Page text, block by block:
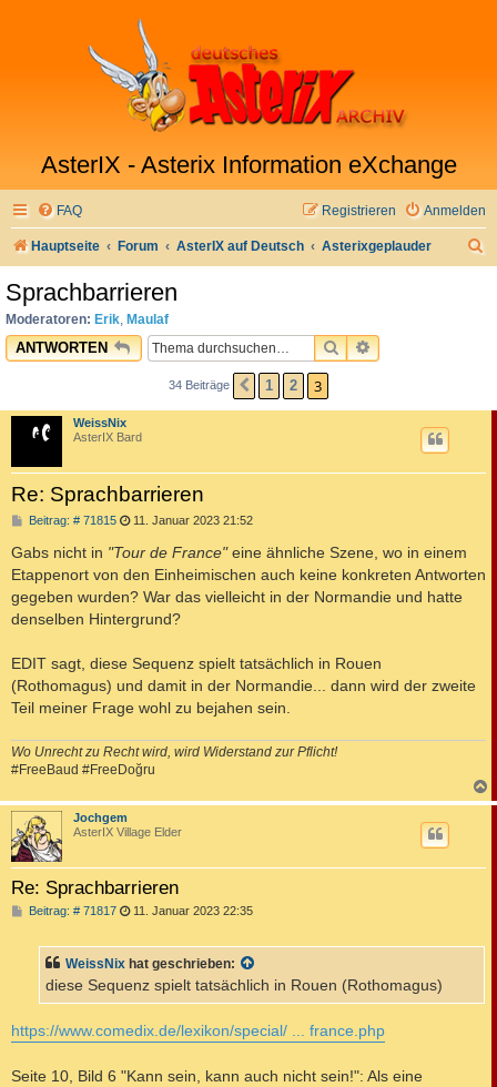
AsterIX - Asterix Information eXchange
FAQ Anmelden
Registrieren
Hauptseite Forum AsterIX auf Deutsch Asterixgeplauder
Sprachbarrieren
Moderatoren: Erik, Maulaf
ANTWORTEN SUCHEERWEITERTE
34 Beiträge VORHERIGE
1 2 3
WeissNix
AsterIX Bard
Re: Sprachbarrieren
Beitrag: # 71815B
i
t
r
g
11. Januar 2023 21:52
Gabs nicht in "Tour de France"eine ähnliche Szene, wo in einem
Etappenort von den Einheimischen auch keine konkreten Antworten
gegeben wurden? War das vielleicht in der Normandie und hatte
denselben Hintergrund?
EDIT sagt, diese Sequenz spielt tatsächlich in Rouen
(Rothomagus) und damit in der Normandie... dann wird der zweite
Teil meiner Frage wohl zu bejahen sein.
Wo Unrecht zu Recht wird, wird Widerstand zur Pflicht!
#FreeBaud #FreeDoğru
a
Jochgem
AsterIX Village Elder
Re: Sprachbarrieren
Beitrag: # 71817B
r
a
11. Januar 2023 22:35
WeissNix hat geschrieben:
diese Sequenz spielt tatsächlich in Rouen (Rothomagus)
https://www.comedix.de/lexikon/special/ ... france.php
Seite 10, Bild 6 "Kann sein, kann auch nicht sein!": Als eine